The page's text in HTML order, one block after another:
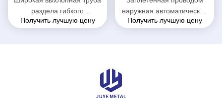
раздела гибкого
трубопровода пользы,
Получить лучшую цену
наружная автоматическая
составная труба вытыхания
Получить лучшую цену